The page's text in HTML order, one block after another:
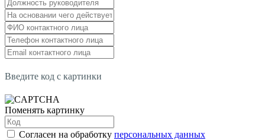
Введите код с картинки
Поменять картинку
Согласен на обработку персональных данных